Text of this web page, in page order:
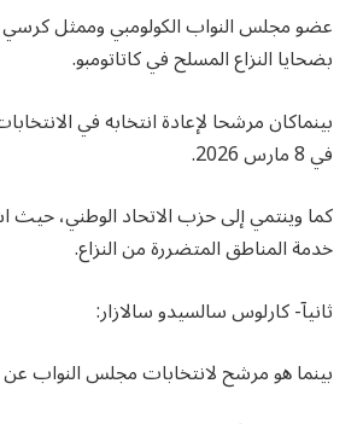
عضو مجلس النواب الكولومبي وممثل
بضحايا النزاع المسلح في كاتاتومبو.
بينماكان مرشحا لإعادة انتخابه في
في 8 مارس 2026.
كما وينتمي إلى حزب الاتحاد الوطني، حيث
خدمة المناطق المتضررة من النزاع.
ثانيآ- كارلوس سالسيدو سالازار:
بينما هو مرشح لانتخابات مجلس النواب عن